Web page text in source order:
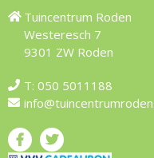
Tuincentrum Roden
Westeresch 7
9301 ZW Roden
T: 050 5011188